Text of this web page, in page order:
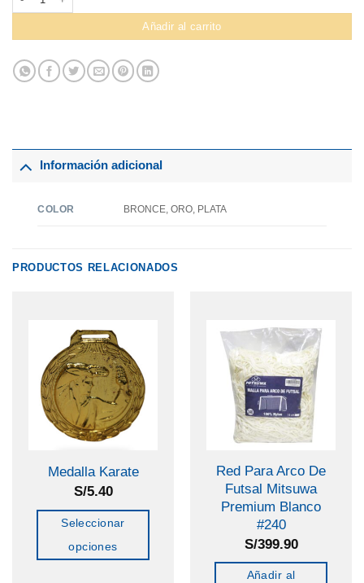
Añadir al carrito
Información adicional
COLOR BRONCE, ORO, PLATA
PRODUCTOS RELACIONADOS
Medalla Karate
S/5.40
Seleccionar
opciones
Red Para Arco De
Futsal Mitsuwa
Premium Blanco
#240
S/399.90
Añadir al